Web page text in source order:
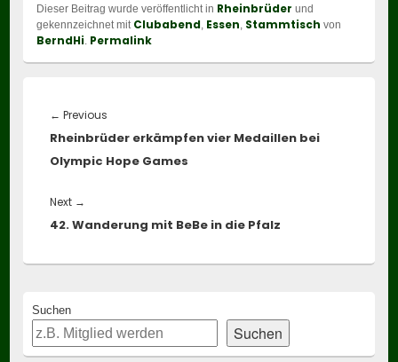
Dieser Beitrag wurde veröffentlicht in Rheinbrüder und
gekennzeichnet mit Clubabend, Essen, Stammtisch von
BerndHi. Permalink
← Previous
post:
Rheinbrüder erkämpfen vier Medaillen bei
Olympic Hope Games
Next →
post:
42. Wanderung mit BeBe in die Pfalz
Sidebar
Widget
Area
Suchen
Suchen